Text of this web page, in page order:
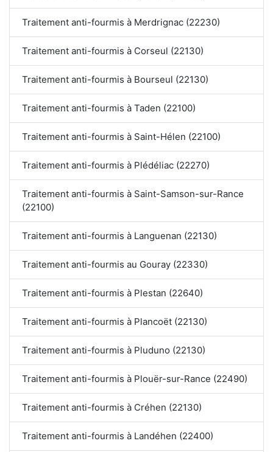
Traitement anti-fourmis à Merdrignac (22230)
Traitement anti-fourmis à Corseul (22130)
Traitement anti-fourmis à Bourseul (22130)
Traitement anti-fourmis à Taden (22100)
Traitement anti-fourmis à Saint-Hélen (22100)
Traitement anti-fourmis à Plédéliac (22270)
Traitement anti-fourmis à Saint-Samson-sur-Rance
(22100)
Traitement anti-fourmis à Languenan (22130)
Traitement anti-fourmis au Gouray (22330)
Traitement anti-fourmis à Plestan (22640)
Traitement anti-fourmis à Plancoët (22130)
Traitement anti-fourmis à Pluduno (22130)
Traitement anti-fourmis à Plouër-sur-Rance (22490)
Traitement anti-fourmis à Créhen (22130)
Traitement anti-fourmis à Landéhen (22400)